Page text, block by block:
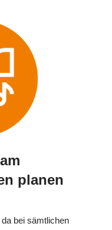
planen
bei sämtlichen